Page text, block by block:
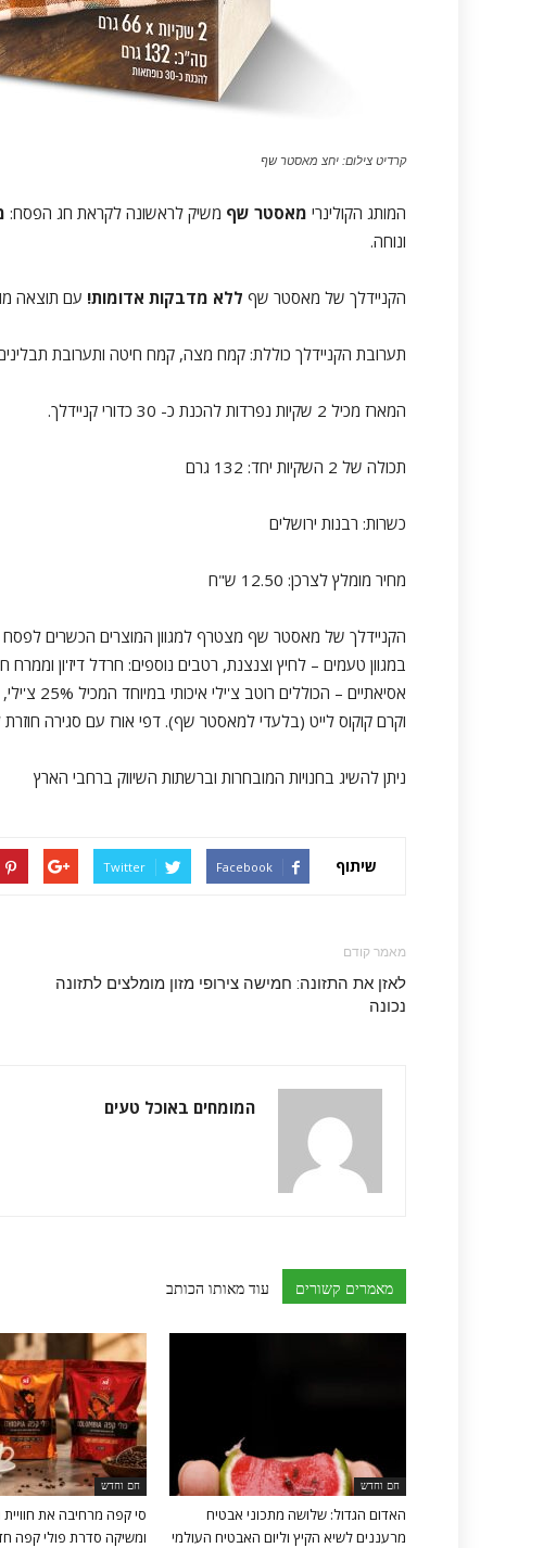
קרדיט צילום: יחצ מאסטר שף
המותג הקולינרי מאסטר שף משיק לראשונה לקראת חג הפסח:
ונוחה.
הקניידלך של מאסטר שף ללא מדבקות אדומות! עם תוצאה
תערובת הקניידלך כוללת: קמח מצה, קמח חיטה ותערובת
המארז מכיל 2 שקיות נפרדות להכנת כ- 30 כדורי קניידלך.
תכולה של 2 השקיות יחד: 132 גרם
כשרות: רבנות ירושלים
מחיר מומלץ לצרכן: 12.50 ש"ח
הקניידלך של מאסטר שף מצטרף למגוון המוצרים הכשרים לפסח
במגוון טעמים – לחיץ וצנצנת, רטבים נוספים: חרדל דיז'ון וממרח
אסיאתיים
וקרם קוקוס לייט (בלעדי למאסטר שף). דפי אורז עם סגירה חוזרת
ניתן להשיג בחנויות המובחרות וברשתות השיווק ברחבי הארץ
שיתוף Facebook
Twitter
מאמר קודם
לאזן את התזונה: חמישה צירופי מזון מומלצים לתזונה
נכונה
המומחים באוכל טעים
מאמרים קשורים עוד מאותו הכותב
חם וחדש
האדום הגדול: שלושה מתכוני אבטיח
מרעננים לשיא הקיץ וליום האבטיח העולמי
חם וחדש
סי קפה מרחיבה את
ומשיקה סדרת פולי קפה